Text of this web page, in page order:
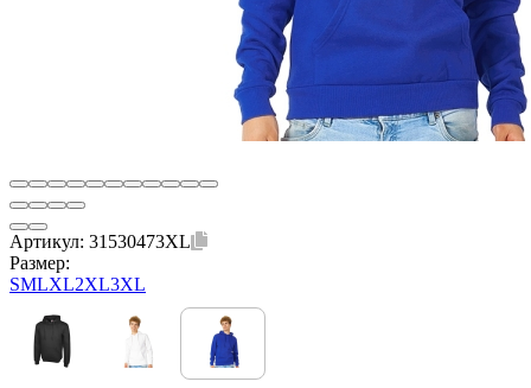
Артикул: 31530473XL
Размер:
SMLXL2XL3XL